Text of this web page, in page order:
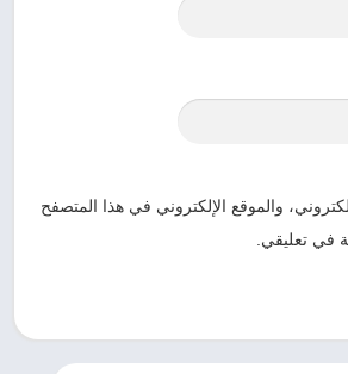
والموقع الإلكتروني في هذا المتصفح
في تعليقي.